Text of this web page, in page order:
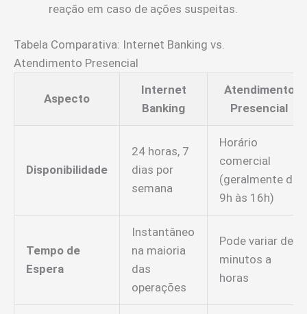
reação em caso de ações suspeitas.
Tabela Comparativa: Internet Banking vs.
Atendimento Presencial
Aspecto
Internet
Banking
Atendimento
Presencial
Disponibilidade
24 horas, 7
dias por
semana
Horário
comercial
(geralmente de
9h às 16h)
Tempo de
Espera
Instantâneo
na maioria
das
operações
Pode variar de
minutos a
horas